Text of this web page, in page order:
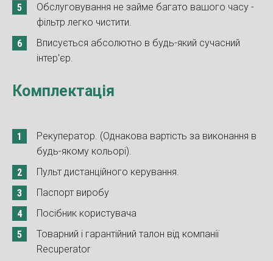
Обслуговування не займе багато вашого часу -
фільтр легко чистити.
Вписується абсолютно в будь-який сучасний
інтер'єр.
Комплектація
Рекуператор. (Однакова вартість за виконання в
будь-якому кольорі).
Пульт дистанційного керування.
Паспорт виробу
Посібник користувача
Товарний і гарантійний талон від компанії
Recuperator